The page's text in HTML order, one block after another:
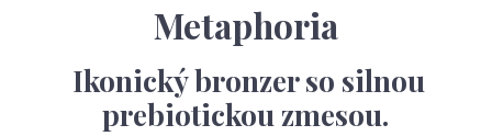
Metaphoria
Ikonický bronzer so silnou
prebiotickou zmesou.